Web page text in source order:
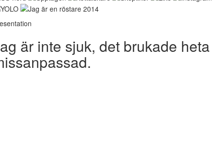
är inte sjuk, det brukade heta